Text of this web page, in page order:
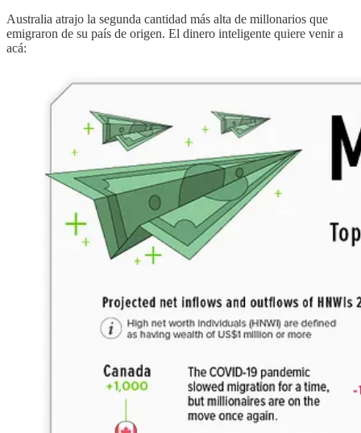
Australia atrajo la segunda cantidad más alta de millonarios que
emigraron de su país de origen. El dinero inteligente quiere venir a
acá: